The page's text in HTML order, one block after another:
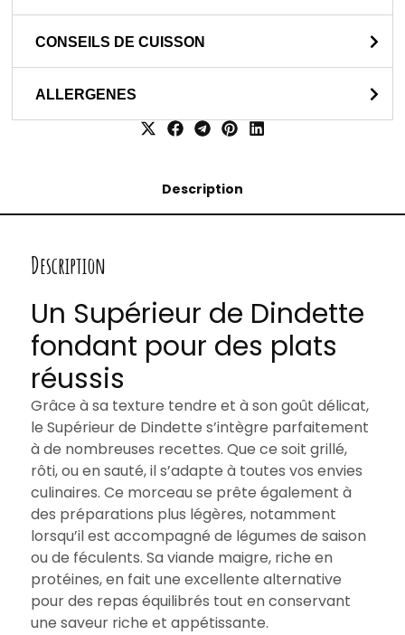
CONSEILS DE CUISSON
ALLERGENES
Description
Description
Un Supérieur de Dindette
fondant pour des plats
réussis
Grâce à sa texture tendre et à son goût délicat,
le Supérieur de Dindette s’intègre parfaitement
à de nombreuses recettes. Que ce soit grillé,
rôti, ou en sauté, il s’adapte à toutes vos envies
culinaires. Ce morceau se prête également à
des préparations plus légères, notamment
lorsqu’il est accompagné de légumes de saison
ou de féculents. Sa viande maigre, riche en
protéines, en fait une excellente alternative
pour des repas équilibrés tout en conservant
une saveur riche et appétissante.